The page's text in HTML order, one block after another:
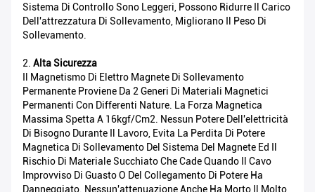
Sistema Di Controllo Sono Leggeri, Possono Ridurre Il Carico
Dell'attrezzatura Di Sollevamento, Migliorano Il Peso Di
Sollevamento.
2. Alta Sicurezza
Il Magnetismo Di Elettro Magnete Di Sollevamento
Permanente Proviene Da 2 Generi Di Materiali Magnetici
Permanenti Con Differenti Nature. La Forza Magnetica
Massima Spetta A 16kgf/cm2. Nessun Potere Dell'elettricità
Di Bisogno Durante Il Lavoro, Evita La Perdita Di Potere
Magnetica Di Sollevamento Del Sistema Del Magnete Ed Il
Rischio Di Materiale Succhiato Che Cade Quando Il Cavo
Improvviso Di Guasto O Del Collegamento Di Potere Ha
Danneggiato. Nessun'attenuazione Anche Ha Morto Il Molto